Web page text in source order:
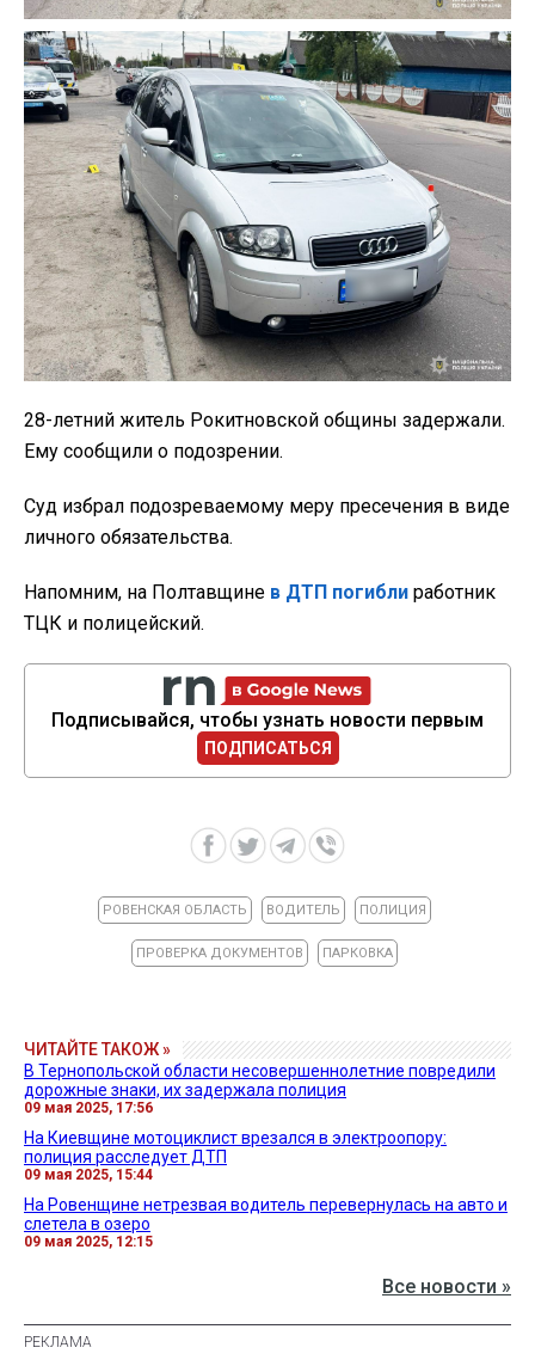
28-летний житель Рокитновской общины задержали.
Ему сообщили о подозрении.
Суд избрал подозреваемому меру пресечения в виде
личного обязательства.
Напомним, на Полтавщине в ДТП погибли работник
ТЦК и полицейский.
Подписывайся, чтобы узнать новости первым
ПОДПИСАТЬСЯ
РОВЕНСКАЯ ОБЛАСТЬ ВОДИТЕЛЬ ПОЛИЦИЯ
ПРОВЕРКА ДОКУМЕНТОВ ПАРКОВКА
ЧИТАЙТЕ ТАКОЖ »
В Тернопольской области несовершеннолетние повредили
дорожные знаки, их задержала полиция
09 мая 2025, 17:56
На Киевщине мотоциклист врезался в электроопору:
полиция расследует ДТП
09 мая 2025, 15:44
На Ровенщине нетрезвая водитель перевернулась на авто и
слетела в озеро
09 мая 2025, 12:15
Все новости »